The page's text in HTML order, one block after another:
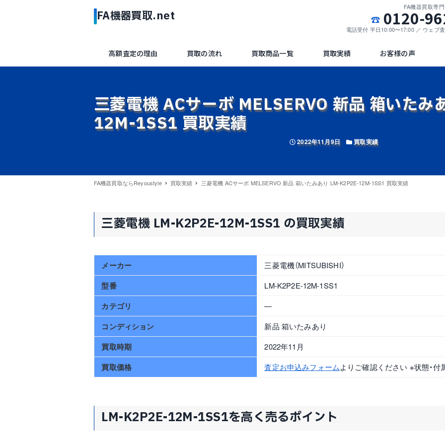
FA機器買取専
0120-
電話受付 平日10:00〜17:00 ／ ウェブ
高額査定の理由 買取の流れ 買取商品一覧 買取実績 お客様の声
三菱電機 ACサーボ MELSERVO 新品 箱いた
12M-1SS1 買取実績
投稿日
2022年11月9日 カテゴリー
買取実績
FA機器買取ならReyoustyle 買取実績 三菱電機 ACサーボ MELSERVO 新品 箱いたみあり LM-K2P2E-12M-1SS1 買取実績
三菱電機 LM-K2P2E-12M-1SS1 の買取実績
メーカー 三菱電機（MITSUBISHI）
型番 LM-K2P2E-12M-1SS1
カテゴリ —
コンディション 新品 箱いたみあり
買取時期 2022年11月
買取価格 査定お申込みフォームよりご確認ください ※状態・付
LM-K2P2E-12M-1SS1を高く売るポイント